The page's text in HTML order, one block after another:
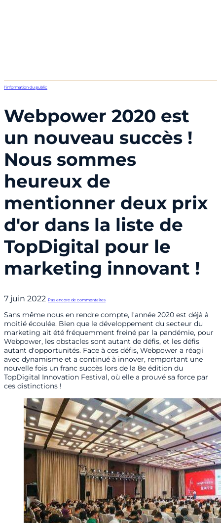
l'information du public
Webpower 2020 est
un nouveau succès !
Nous sommes
heureux de
mentionner deux prix
d'or dans la liste de
TopDigital pour le
marketing innovant !
7 juin 2022 Pas encore de commentaires
Sans même nous en rendre compte, l'année 2020 est déjà à
moitié écoulée. Bien que le développement du secteur du
marketing ait été fréquemment freiné par la pandémie, pour
Webpower, les obstacles sont autant de défis, et les défis
autant d'opportunités. Face à ces défis, Webpower a réagi
avec dynamisme et a continué à innover, remportant une
nouvelle fois un franc succès lors de la 8e édition du
TopDigital Innovation Festival, où elle a prouvé sa force par
ces distinctions !